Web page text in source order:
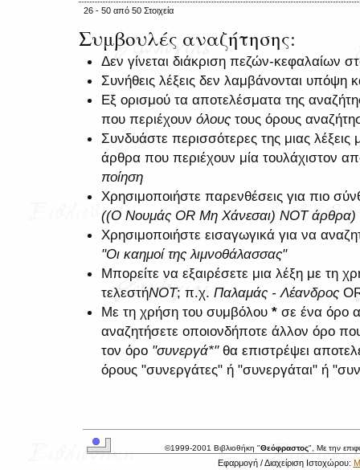
26 - 50 από 50 Στοιχεία
Συμβουλές αναζήτησης:
Δεν γίνεται διάκριση πεζών-κεφαλαίων
Συνήθεις λέξεις δεν λαμβάνονται υπόψη
Εξ ορισμού τα αποτελέσματα της
που περιέχουν όλους τους όρους
Συνδυάστε περισσότερες της μιας λέξεις
άρθρα που περιέχουν μία τουλάχιστον
ποίηση
Χρησιμοποιήστε παρενθέσεις για πιο
((Ο Νουμάς OR Μη Χάνεσαι) NOT άρθρα)
Χρησιμοποιήστε εισαγωγικά για να
"Οι καημοί της λιμνοθάλασσας"
Μπορείτε να εξαιρέσετε μια λέξη με τη
τελεστήNOT; π.χ. Παλαμάς - Λέανδρος
Με τη χρήση του συμβόλου * σε ένα όρο
αναζητήσετε οποιονδήποτε άλλον όρο
τον όρο "συνεργά*"θα επιστρέψει
όρους "συνεργάτες" ή "συνεργάται" ή
©1999-2001 Βιβλιοθήκη "Θεόφραστος", Με την
Εφαρμογή / Διαχείριση Ιστοχώρου: